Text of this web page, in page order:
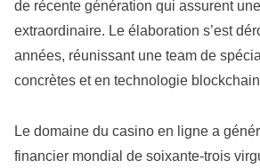
de récente génération qui assurent
extraordinaire. Le élaboration s’est
années, réunissant une team de
concrètes et en technologie
Le domaine du casino en ligne a
financier mondial de soixante-trois